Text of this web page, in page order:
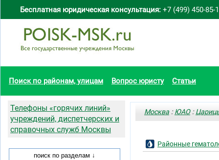
Бесплатная юридическая консультация: +7 (499) 450-85-
Поиск по районам, улицам Вопрос юристу Статьи
Москва :ЮАО:
Районные
Телефоны «горячих линий»
учреждений, диспетчерских и
справочных служб Москвы